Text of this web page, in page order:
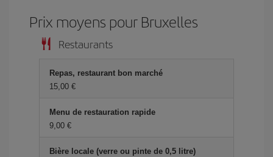
Prix ​​moyens pour Bruxelles
Restaurants
Repas, restaurant bon marché
15,00 €
Menu de restauration rapide
9,00 €
Bière locale (verre ou pinte de 0,5 litre)